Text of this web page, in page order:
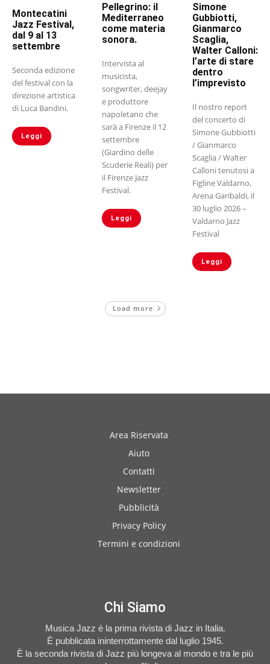
Montecatini
Jazz Festival,
dal 9 al 13
settembre
Seconda edizione
del festival con la
direzione artistica
di Luca Bandini.
Leggi
Pellegrino: il
Mediterraneo
come materia
sonora.
Intervista al
musicista,
songwriter, deejay
e produttore
napoletano che
sarà a Firenze il 12
settembre
(Giardino delle
Scuderie Reali) per
il Firenze Jazz
Festival.
Leggi
Simone
Gubbiotti,
Gianmarco
Scaglia,
Walter Calloni:
l’arte di stare
dentro
l’imprevisto
Il nostro report
del concerto di
Simone Gubbiotti
/ Gianmarco
Scaglia / Walter
Calloni tenutosi a
Figline Valdarno,
Arena Garibaldi, il
30 luglio 2026 –
Valdarno Jazz
Festival
Leggi
Load more
Area Riservata
Aiuto
Contatti
Newsletter
Pubblicità
Privacy Policy
Termini e condizioni
Chi Siamo
Musica Jazz è la prima rivista di Jazz in Italia.
È pubblicata ininterrottamente dal luglio 1945.
È la seconda rivista di Jazz più longeva al mondo e tra le più